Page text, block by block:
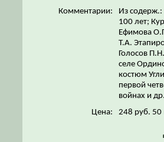
Комментарии:
Из
100 лет;
Ефимова
Т.А.
Голосов
селе
костюм
первой
войнах и
Цена:
248 руб. 50